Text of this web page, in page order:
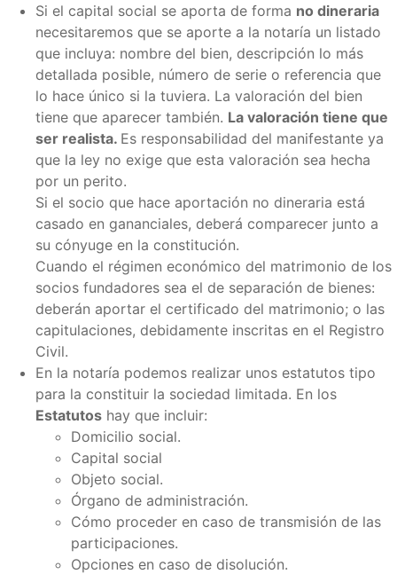
Si el capital social se aporta de forma no dineraria
necesitaremos que se aporte a la notaría un listado
que incluya: nombre del bien, descripción lo más
detallada posible, número de serie o referencia que
lo hace único si la tuviera. La valoración del bien
tiene que aparecer también. La valoración tiene que
ser realista. Es responsabilidad del manifestante ya
que la ley no exige que esta valoración sea hecha
por un perito.
Si el socio que hace aportación no dineraria está
casado en gananciales, deberá comparecer junto a
su cónyuge en la constitución.
Cuando el régimen económico del matrimonio de los
socios fundadores sea el de separación de bienes:
deberán aportar el certificado del matrimonio; o las
capitulaciones, debidamente inscritas en el Registro
Civil.
En la notaría podemos realizar unos estatutos tipo
para la constituir la sociedad limitada. En los
Estatutos hay que incluir:
Domicilio social.
Capital social
Objeto social.
Órgano de administración.
Cómo proceder en caso de transmisión de las
participaciones.
Opciones en caso de disolución.